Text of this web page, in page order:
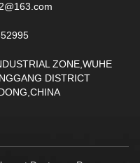
ZONE,WUHE
DISTRICT